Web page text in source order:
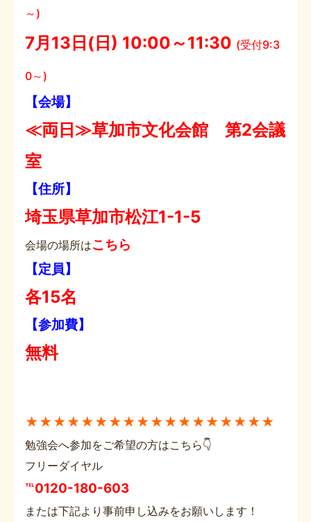
～)
7月13日(日) 10:00～11:30 (受付9:3
0～)
【会場】
≪両日≫草加市文化会館 第2会議
室
【住所】
埼玉県草加市松江1-1-5
会場の場所はこちら
【定員】
各15名
【参加費】
無料
★★★★★★★★★★★★★★★★★★
勉強会へ参加をご希望の方はこちら👇
フリーダイヤル
℡0120-180-603
または下記より事前申し込みをお願いします！